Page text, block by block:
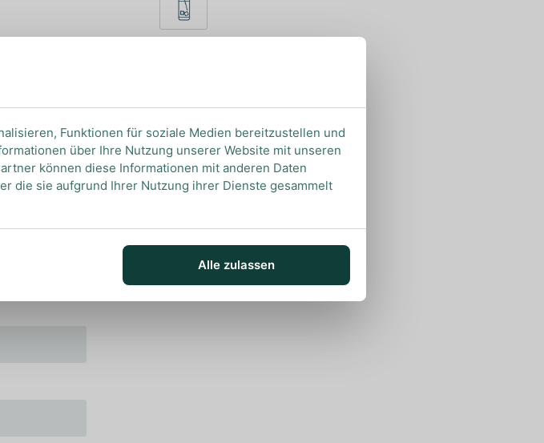
zu können.
Funktionen für soziale Medien bereitzustellen und
über Ihre Nutzung unserer Website mit unseren
können diese Informationen mit anderen Daten
die sie aufgrund Ihrer Nutzung ihrer Dienste gesammelt
Alle zulassen